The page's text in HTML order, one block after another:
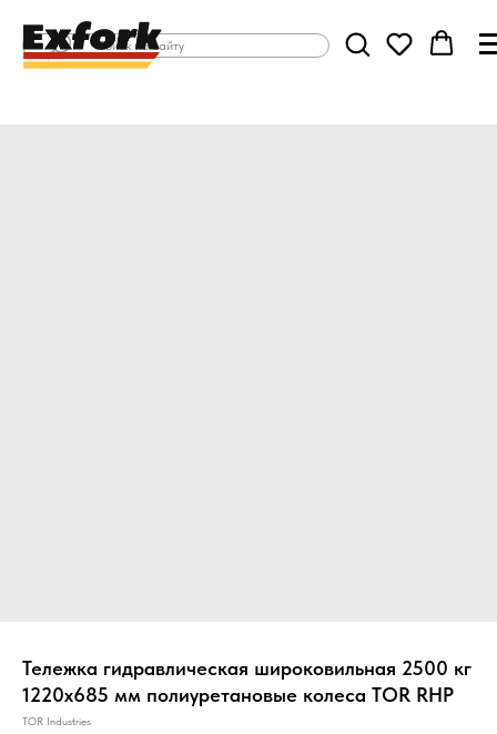
Тележка гидравлическая широковильная 2500 кг
1220х685 мм полиуретановые колеса TOR RHP
TOR Industries